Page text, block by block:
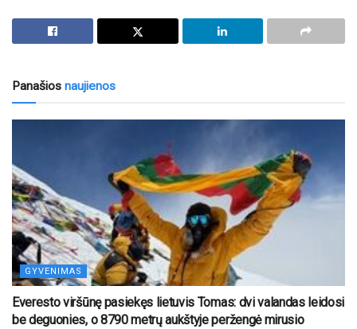
Panašios naujienos
GYVENIMAS
Everesto viršūnę pasiekęs lietuvis Tomas: dvi valandas leidosi
be deguonies, o 8790 metrų aukštyje peržengė mirusio